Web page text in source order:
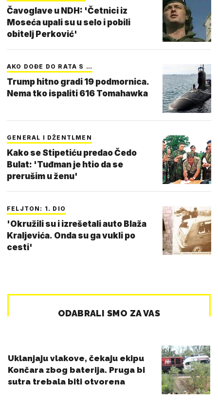
Čavoglave u NDH: 'Četnici iz
Moseća upali su u selo i pobili
obitelj Perković'
AKO DOĐE DO RATA S …
Trump hitno gradi 19 podmornica.
Nema tko ispaliti 616 Tomahawka
GENERAL I DŽENTLMEN
Kako se Stipetiću predao Čedo
Bulat: 'Tuđman je htio da se
prerušim u ženu'
FELJTON: 1. DIO
'Okružili su i izrešetali auto Blaža
Kraljevića. Onda su ga vukli po
cesti'